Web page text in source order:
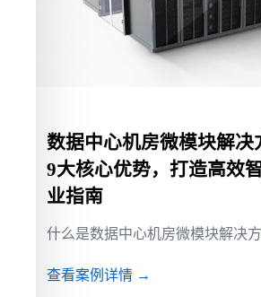
数据中心机房微模块解决
9大核心优势，打造高效
业指南
什么是数据中心机房微模块解决
查看案例详情 →